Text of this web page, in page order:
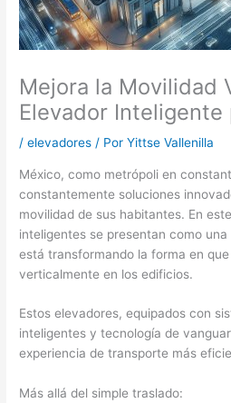
Mejora la Movilidad
Elevador Inteligente
/elevadores / PorYittse Vallenilla
México, como metrópoli en
constantemente soluciones
movilidad de sus habitantes. En
inteligentes se presentan como
está transformando la forma en
verticalmente en los edificios.
Estos elevadores, equipados con
inteligentes y tecnología de
experiencia de transporte más
Más allá del simple traslado: